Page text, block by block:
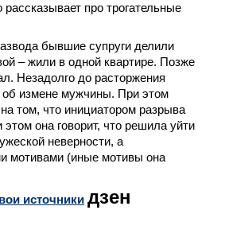
рассказывает про трогательные
бывшие супруги делили
– жили в одной квартире. Позже
Незадолго до расторжения
об измене мужчины. При этом
том, что инициатором разрыва
она говорит, что решила уйти
неверности, а
мотивами (иные мотивы она
источники дзен